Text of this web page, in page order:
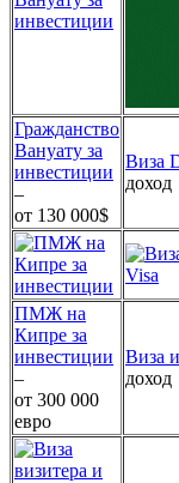
Гражданство
Вануату за
инвестиции
–
от 130 000$
Виза
доход
ПМЖ на
Кипре за
инвестиции
–
от 300 000
евро
Виза
доход